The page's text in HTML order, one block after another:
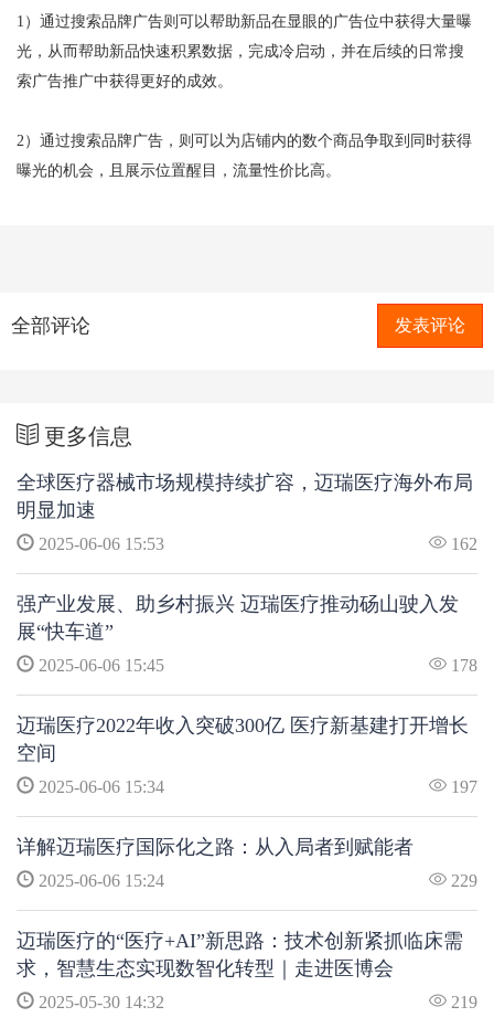
1 ）通过搜索品牌广告则可以帮助新品在显眼的广告位中获得大量曝
光，从而帮助新品快速积累数据，完成冷启动，并在后续的日常搜
索广告推广中获得更好的成效。
2）通过搜索品牌广告，则可以为店铺内的数个商品争取到同时获得
曝光的机会，且展示位置醒目，流量性价比高。
全部评论 发表评论
更多信息
全球医疗器械市场规模持续扩容，迈瑞医疗海外布局
明显加速
2025-06-06 15:53 162
强产业发展、助乡村振兴 迈瑞医疗推动砀山驶入发
展“快车道”
2025-06-06 15:45 178
迈瑞医疗2022年收入突破300亿 医疗新基建打开增长
空间
2025-06-06 15:34 197
详解迈瑞医疗国际化之路：从入局者到赋能者
2025-06-06 15:24 229
迈瑞医疗的“医疗+AI”新思路：技术创新紧抓临床需
求，智慧生态实现数智化转型｜走进医博会
2025-05-30 14:32 219